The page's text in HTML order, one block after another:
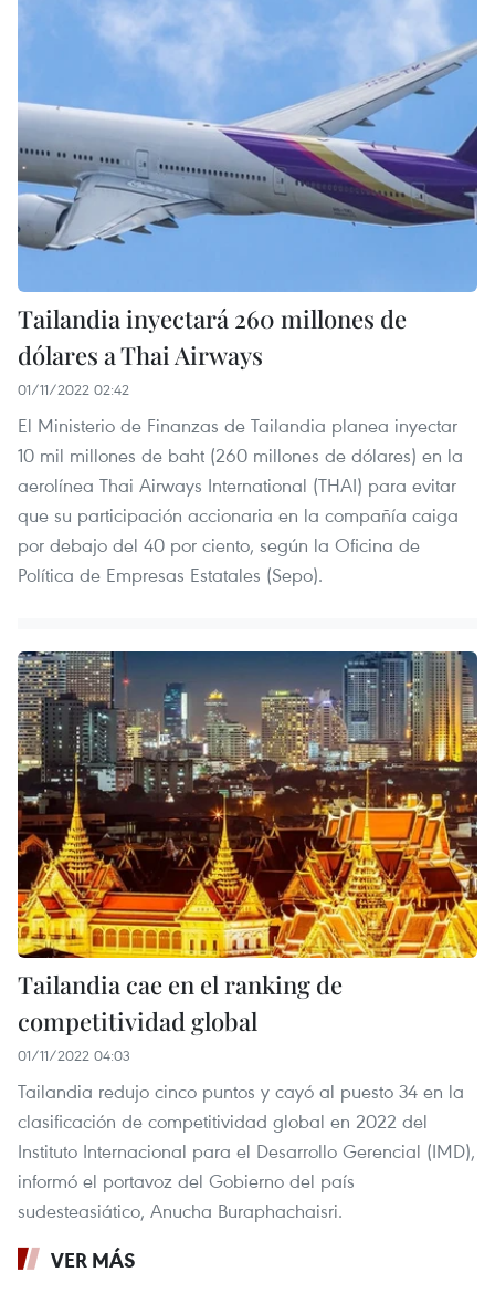
Tailandia inyectará 260 millones de
dólares a Thai Airways
01/11/2022 02:42
El Ministerio de Finanzas de Tailandia planea inyectar
10 mil millones de baht (260 millones de dólares) en la
aerolínea Thai Airways International (THAI) para evitar
que su participación accionaria en la compañía caiga
por debajo del 40 por ciento, según la Oficina de
Política de Empresas Estatales (Sepo).
Tailandia cae en el ranking de
competitividad global
01/11/2022 04:03
Tailandia redujo cinco puntos y cayó al puesto 34 en la
clasificación de competitividad global en 2022 del
Instituto Internacional para el Desarrollo Gerencial (IMD),
informó el portavoz del Gobierno del país
sudesteasiático, Anucha Buraphachaisri.
VER MÁS